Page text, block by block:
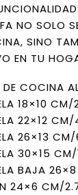
NO SOLO
SINO
EN TU
COCINA
18×10 CM/
22×12 CM/
26×13
30×15 CM/
BAJA
24×6 CM/